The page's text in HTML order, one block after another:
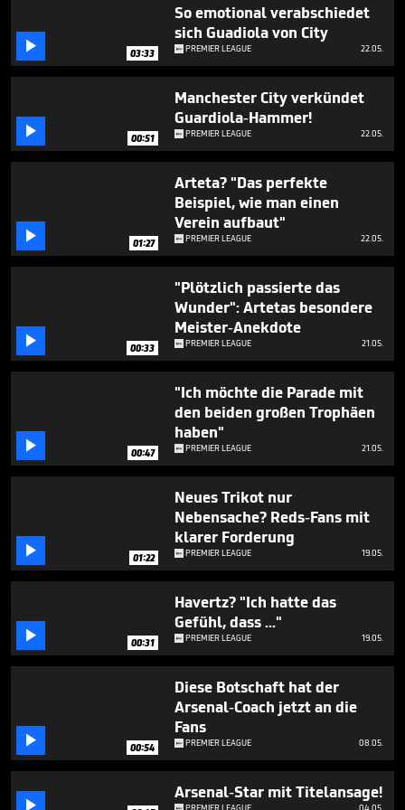
seconds
 03:33
So emotional verabschiedet
sich Guadiola von City
PREMIER LEAGUE 22.05.
 00:51
Manchester City verkündet
Guardiola-Hammer!
PREMIER LEAGUE 22.05.
 01:27
Arteta? "Das perfekte
Beispiel, wie man einen
Verein aufbaut"
PREMIER LEAGUE 22.05.
 00:33
"Plötzlich passierte das
Wunder": Artetas besondere
Meister-Anekdote
PREMIER LEAGUE 21.05.
 00:47
"Ich möchte die Parade mit
den beiden großen Trophäen
haben"
PREMIER LEAGUE 21.05.
 01:22
Neues Trikot nur
Nebensache? Reds-Fans mit
klarer Forderung
PREMIER LEAGUE 19.05.
 00:31
Havertz? "Ich hatte das
Gefühl, dass ..."
PREMIER LEAGUE 19.05.
 00:54
Diese Botschaft hat der
Arsenal-Coach jetzt an die
Fans
PREMIER LEAGUE 08.05.

Arsenal-Star mit Titelansage!